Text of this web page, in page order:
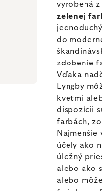
vyrobená z
zelenej
do
zdobenie
Vďaka
Lyngby
kvetmi
dispozícii
farbách,
Najmenšie
účely ako
úložný
alebo ako
alebo